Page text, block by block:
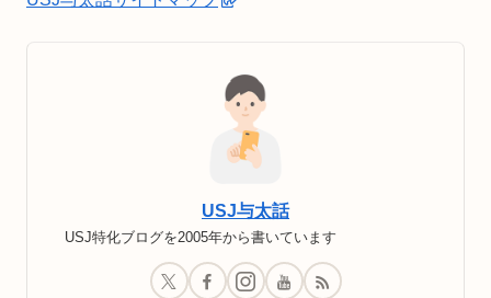
USJ与太話
USJ特化ブログを2005年から書いています